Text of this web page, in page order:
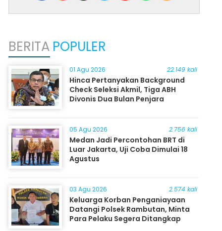
BERITA POPULER
01 Agu 2026 22.149 kali
Hinca Pertanyakan Background
Check Seleksi Akmil, Tiga ABH
Divonis Dua Bulan Penjara
05 Agu 2026 2.756 kali
Medan Jadi Percontohan BRT di
Luar Jakarta, Uji Coba Dimulai 18
Agustus
03 Agu 2026 2.574 kali
Keluarga Korban Penganiayaan
Datangi Polsek Rambutan, Minta
Para Pelaku Segera Ditangkap